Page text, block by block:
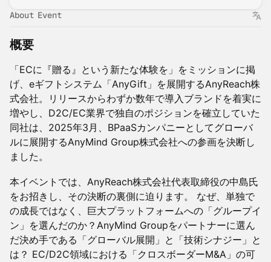
About Event
概要
「ECに『贈る』という新たな体験を」をミッションに掲
げ、eギフトシステム「AnyGift」を展開するAnyReach株
式会社。リリースからわずか数年で導入ブランドを着実に
増やし、D2C/EC業界で独自のポジションを確立していた
同社は、2025年3月、BPaaSカンパニーとしてグローバ
ルに展開するAnyMind Group株式会社への参画を決断し
ました。
本イベントでは、AnyReach株式会社代表取締役の中島氏
をお招きし、その決断の裏側に迫ります。 なぜ、単独で
の成長ではなく、巨大プラットフォームへの「グループイ
ン」を選んだのか？AnyMind Groupをパートナーに選ん
だ決め手である「グローバル展開」と「技術シナジー」と
は？ EC/D2C領域における「クロスボーダーM&A」の可